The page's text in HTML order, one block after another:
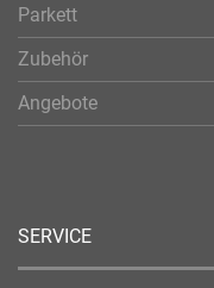
Parkett
Zubehör
Angebote
SERVICE